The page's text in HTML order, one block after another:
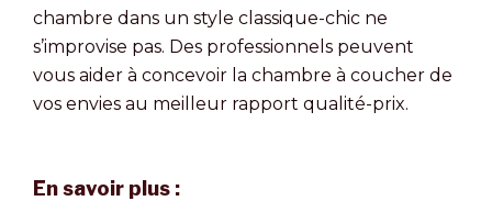
chambre dans un style classique-chic ne
s’improvise pas. Des professionnels peuvent
vous aider à concevoir la chambre à coucher de
vos envies au meilleur rapport qualité-prix.
En savoir plus :